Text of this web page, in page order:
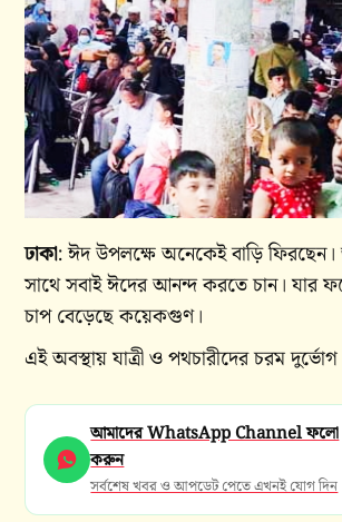
ঢাকা: ঈদ উপলক্ষে অনেকেই বাড়ি ফিরছেন।
সাথে সবাই ঈদের আনন্দ করতে চান। যার
চাপ বেড়েছে কয়েকগুণ।
এই অবস্থায় যাত্রী ও পথচারীদের চরম
আমাদের WhatsApp Channel ফলো
করুন
সর্বশেষ খবর ও আপডেট পেতে এখনই যোগ দিন